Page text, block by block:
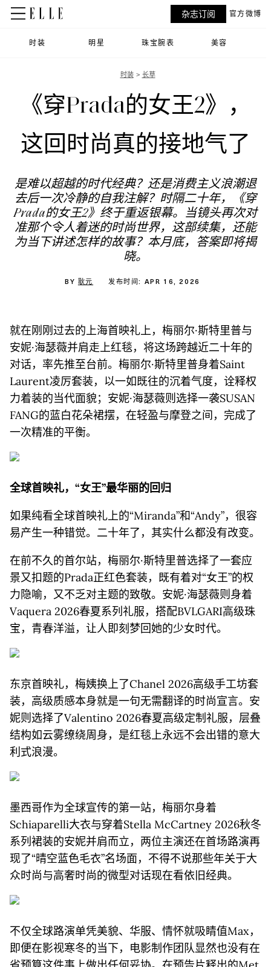
时装 明星 珠宝腕表 美容
杂志订阅 官方微博
时装 长草
《穿Prada的女王2》，
这回时尚真的接地气了
是难以超越的时代经典？还是消费主义浪潮退
去后一次冷静的自我注解？时隔二十年，《穿
Prada的女王2》终于重返银幕。当镜头再次对
准那个令人着迷的时尚世界，这部续集，还能
为当下讲述怎样的故事？本月底，答案即将揭
晓。
BY 耿元 发布时间: APR 16, 2026
就在刚刚过去的上海首映礼上，梅丽尔·斯特里普与
安妮·海瑟薇并肩走上红毯，将这场跨越近二十年的
对话，率先推至台前。梅丽尔·斯特里普身着Saint
Laurent凌厉套装，以一如既往的沉着气度，诠释权
力着装的当代面貌；安妮·海瑟薇则选择一袭SUSAN
FANG的蓝白花朵裙摆，在轻盈与摩登之间，完成了
一次精准的平衡。
全球首映礼，“女王”最华丽的回归
如果纯看全球首映礼上的“Miranda”和“Andy”，很容
易产生一种错觉。二十年了，其实什么都没有改变。
在前不久的首尔站，梅丽尔·斯特里普选择了一套应
景又扣题的Prada正红色套装，既有着对“女王”的权
力隐喻，又不乏对主题的致敬。安妮·海瑟薇则身着
Vaquera 2026春夏系列礼服，搭配BVLGARI高级珠
宝，青春洋溢，让人即刻梦回她的少女时代。
东京首映礼，梅姨换上了Chanel 2026高级手工坊套
装，高级质感本身就是一句无需翻译的时尚宣言。安
妮则选择了Valentino 2026春夏高级定制礼服，层叠
结构如云雾缭绕周身，是红毯上永远不会出错的意大
利式浪漫。
墨西哥作为全球宣传的第一站，梅丽尔身着
Schiaparelli大衣与穿着Stella McCartney 2026秋冬
系列裙装的安妮并肩而立，两位主演还在首场路演再
现了“晴空蓝色毛衣”名场面，不得不说那些年关于大
众时尚与高奢时尚的微型对话现在看依旧经典。
不仅全球路演单凭美貌、华服、情怀就吸睛值Max，
即便在影视寒冬的当下，电影制作团队显然也没有在